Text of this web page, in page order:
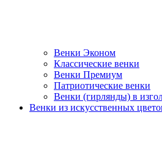
Венки Эконом
Классические венки
Венки Премиум
Патриотические венки
Венки (гирлянды) в
Венки из искусственных